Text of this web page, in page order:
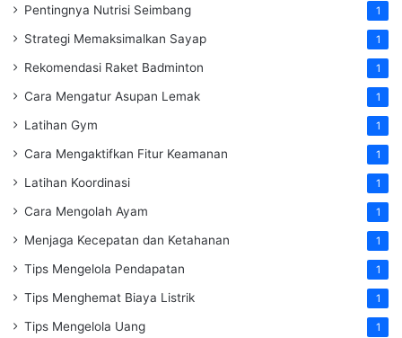
Pentingnya Nutrisi Seimbang 1
Strategi Memaksimalkan Sayap 1
Rekomendasi Raket Badminton 1
Cara Mengatur Asupan Lemak 1
Latihan Gym 1
Cara Mengaktifkan Fitur Keamanan 1
Latihan Koordinasi 1
Cara Mengolah Ayam 1
Menjaga Kecepatan dan Ketahanan 1
Tips Mengelola Pendapatan 1
Tips Menghemat Biaya Listrik 1
Tips Mengelola Uang 1